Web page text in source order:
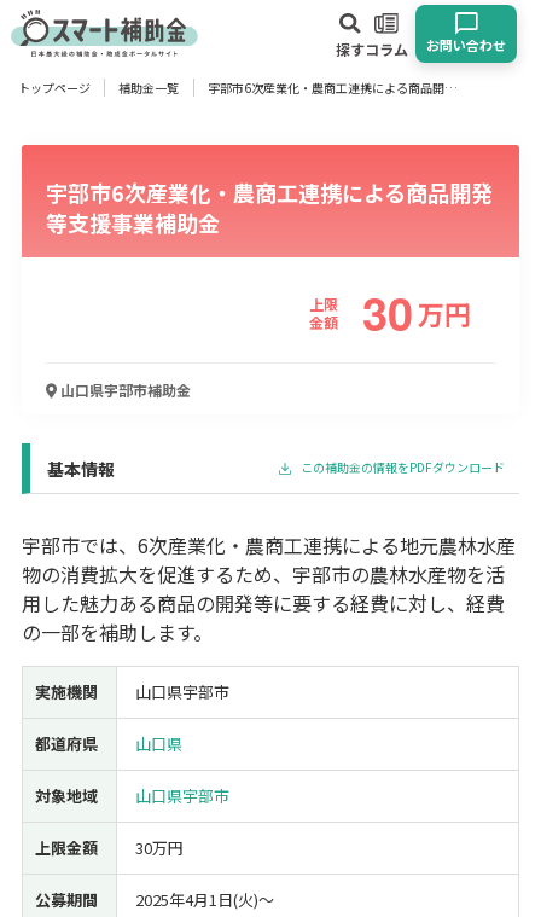
探すコラム お問い合わせ
対象
企業 団体 個人 その他
エリア
物流・運輸業 製造業
宿泊･旅館業
使い道
経営改善・経営強化 販路拡大 海外展開 設備投資
IT導入
人材採用・雇用
人材育成・福利厚生
特許・知的財産
起業・創業
事業承継
受付中のみ
トップページ 補助金一覧 宇部市6次産業化・農商工連携による商品開発等支援事業補助金
宇部市6次産業化・農商工連携による商品開発
等支援事業補助金
上限
金額
30万円
山口県宇部市補助金
基本情報 この補助金の情報をPDFダウンロード
宇部市では、6次産業化・農商工連携による地元農林水産
物の消費拡大を促進するため、宇部市の農林水産物を活
用した魅力ある商品の開発等に要する経費に対し、経費
の一部を補助します。
実施機関 山口県宇部市
都道府県 山口県
対象地域 山口県宇部市
上限金額 30万円
公募期間 2025年4月1日(火)〜